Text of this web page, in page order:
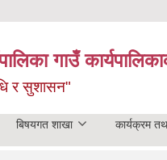
गाउँ
र सुशासन"
बिषयगत शाखा कार्यक्रम